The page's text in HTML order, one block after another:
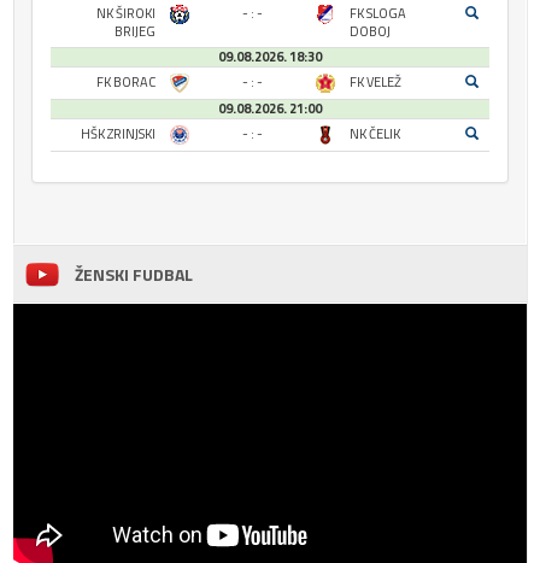
NK ŠIROKI
BRIJEG
- : -
FK SLOGA
DOBOJ
09.08.2026. 18:30
FK BORAC
- : -
FK VELEŽ
09.08.2026. 21:00
HŠK ZRINJSKI
- : - NK ČELIK
ŽENSKI FUDBAL